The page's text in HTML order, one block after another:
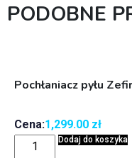
PODOBNE
Pochłaniacz pyłu
Cena:1,299.00 zł
Dodaj do koszyka